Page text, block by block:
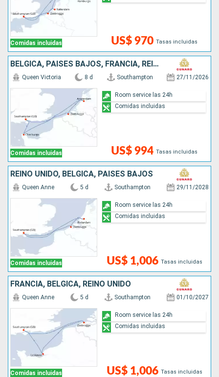
Comidas incluidas US$ 970 Tasas incluidas
BÉLGICA, PAISES BAJOS, FRANCIA, REINO UNIDO
Comidas incluidas
Queen Victoria 8 d Southampton 27/11/2026
US$ 994 Tasas incluidas
Room service las 24h
Comidas incluidas
REINO UNIDO, BÉLGICA, PAISES BAJOS
Comidas incluidas
Queen Anne 5 d Southampton 29/11/2028
US$ 1,006 Tasas incluidas
Room service las 24h
Comidas incluidas
FRANCIA, BÉLGICA, REINO UNIDO
Comidas incluidas
Queen Anne 5 d Southampton 01/10/2027
US$ 1,006 Tasas incluidas
Room service las 24h
Comidas incluidas